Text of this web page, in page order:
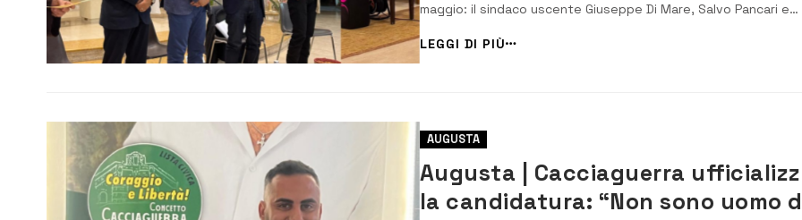
maggio: il sindaco uscente Giuseppe Di Mare, Salvo Pancari e
Di Salvo e organizzato dai giovani della parrocchia, si è aperto
il saluto [&hellip...
LEGGI DI PIÙ
AUGUSTA
Augusta | Cacciaguerra
la candidatura: “Non sono uomo